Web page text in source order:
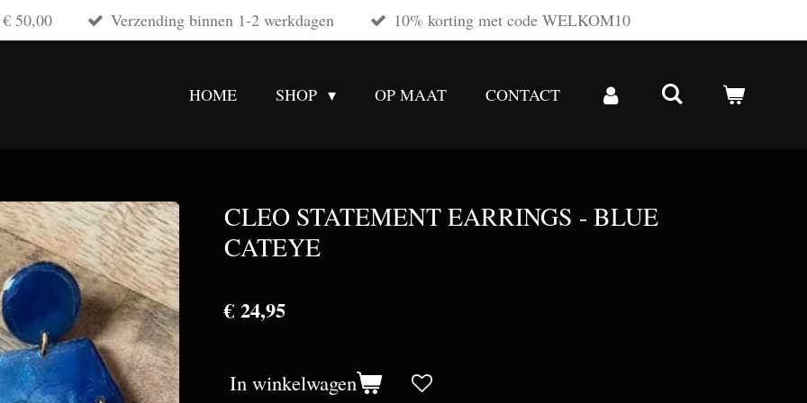
50,00 Verzending binnen 1-2 werkdagen 10% korting met code WELKOM10
HOME SHOP OP MAAT CONTACT
CLEO STATEMENT EARRINGS - BLUE
CATEYE
€ 24,95
In winkelwagen